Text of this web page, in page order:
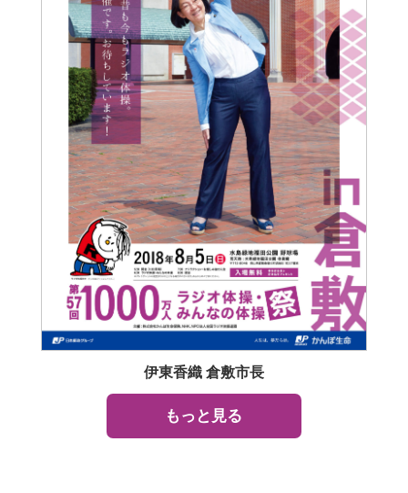
お手続き一覧
きっかけ・できごとから探す
マイページでできること
新規登録
ログイン
ご契約内容の確認
お客さまに関する情報等の確認の取り組み
終身保険
養老保険
定期保険
学資保険
長寿支援保険
お見積りシミュレーション
資料請求
保険の探し方のポイント
保険かんたん診断
これからのライフイベントでかかる費用とは？
法人のお客さま向け商品一覧
目的から探す
お役立ち情報
かんぽ生命の団体取扱い
法人向け資料請求
お問い合わせ先
かんぽのLifeサポートナビ
保険
医療
お金
子育て
ライフプラン
かんぽ生命について
かんぽ生命について
ご挨拶
経営理念・経営戦略
会社概要
財務情報
株主・投資家のみなさまへ
日本郵政グループとしての取り組み
採用情報
CM・オウンドメディア／ソーシャルメディア
よくあるご質問
お問い合わせ
サステナビリティ
株主・投資家のみなさまへ
採用情報
English
伊東香織 倉敷市長
もっと見る